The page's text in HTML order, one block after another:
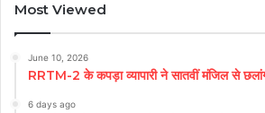
Most Viewed
June 10, 2026
RRTM-2 के कपड़ा व्यापारी ने सातवीं मंजिल से
6 days ago